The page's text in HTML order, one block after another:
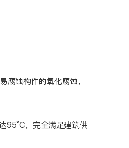
腐蚀构件的氧化腐蚀，
95°C，完全满足建筑供